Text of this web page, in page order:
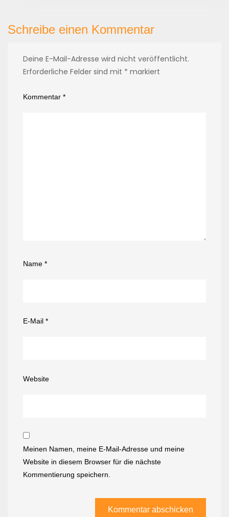
Schreibe einen Kommentar
Deine E-Mail-Adresse wird nicht veröffentlicht.
Erforderliche Felder sind mit * markiert
Kommentar *
Name *
E-Mail *
Website
Meinen Namen, meine E-Mail-Adresse und meine
Website in diesem Browser für die nächste
Kommentierung speichern.